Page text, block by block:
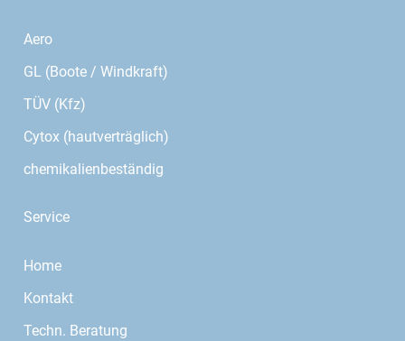
Aero
GL (Boote / Windkraft)
TÜV (Kfz)
Cytox (hautverträglich)
chemikalienbeständig
Service
Home
Kontakt
Techn. Beratung